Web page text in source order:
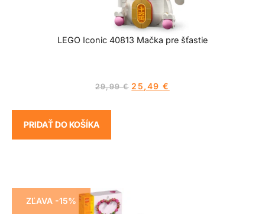
LEGO Iconic 40813 Mačka pre šťastie
29,99€ 25,49€
PRIDAŤ DO KOŠÍKA
ZĽAVA -15%